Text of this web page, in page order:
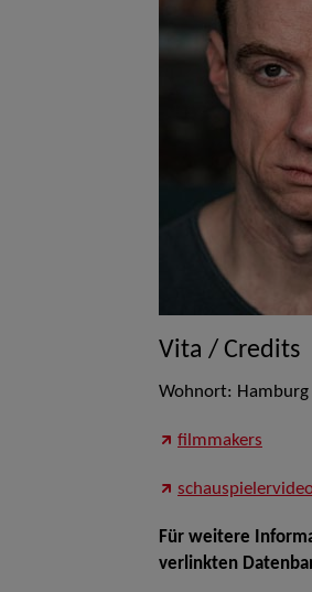
Vita / Credits
Wohnort: Hamburg
filmmakers
Für weitere
verlinkten